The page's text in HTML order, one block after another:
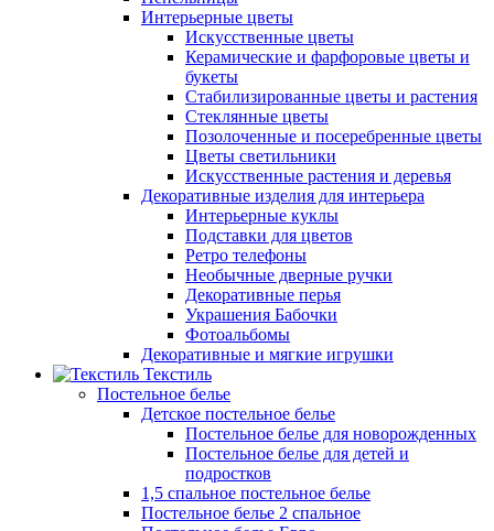
Интерьерные цветы
Искусственные цветы
Керамические и фарфоровые цветы и
букеты
Стабилизированные цветы и растения
Стеклянные цветы
Позолоченные и посеребренные цветы
Цветы светильники
Искусственные растения и деревья
Декоративные изделия для интерьера
Интерьерные куклы
Подставки для цветов
Ретро телефоны
Необычные дверные ручки
Декоративные перья
Украшения Бабочки
Фотоальбомы
Декоративные и мягкие игрушки
Текстиль
Постельное белье
Детское постельное белье
Постельное белье для новорожденных
Постельное белье для детей и
подростков
1,5 спальное постельное белье
Постельное белье 2 спальное